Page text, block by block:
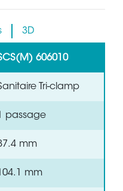
3D
606010
Tri-clamp
1 passage
mm
104.1 mm